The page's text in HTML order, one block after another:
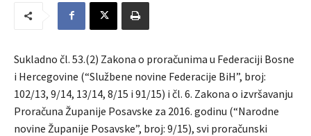
Sukladno čl. 53.(2) Zakona o proračunima u Federaciji Bosne
i Hercegovine (“Službene novine Federacije BiH”, broj:
102/13, 9/14, 13/14, 8/15 i 91/15) i čl. 6. Zakona o izvršavanju
Proračuna Županije Posavske za 2016. godinu (“Narodne
novine Županije Posavske”, broj: 9/15), svi proračunski